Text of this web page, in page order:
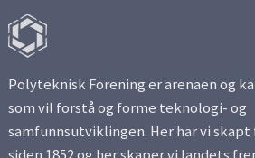
Polyteknisk Forening er arenaen og
som vil forstå og forme teknologi- og
samfunnsutviklingen. Her har vi skapt